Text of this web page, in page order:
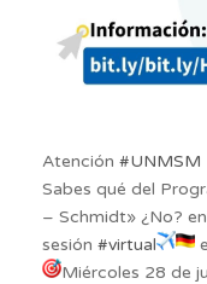
Atención #UNMSM
Sabes qué del
– Schmidt» ¿No?
sesión #virtual
Miércoles 28 de